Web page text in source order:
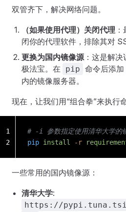
双管齐下，解决网络问题。
（如果使用代理）关闭代理
闭你的代理软件，排除其对
更换为国内镜像源：这是解决
极法宝。在
pip 命令后添加
内的镜像服务器。
现在，让我们用“组合拳”来执行
# -i 参数指定使用清华大学的
pip install -r
1
2
一些常用的国内镜像源：
清华大学:
https://